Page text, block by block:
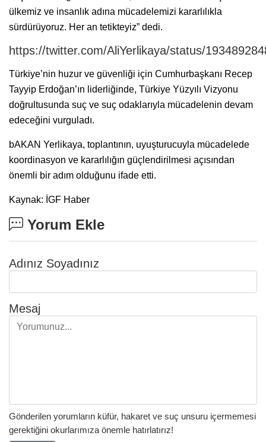
ülkemiz ve insanlık adına mücadelemizi kararlılıkla
sürdürüyoruz. Her an tetikteyiz” dedi.
https://twitter.com/AliYerlikaya/status/
Türkiye’nin huzur ve güvenliği için Cumhurbaşkanı Recep
Tayyip Erdoğan’ın liderliğinde, Türkiye Yüzyılı Vizyonu
doğrultusunda suç ve suç odaklarıyla mücadelenin devam
edeceğini vurguladı.
bAKAN Yerlikaya, toplantının, uyuşturucuyla mücadelede
koordinasyon ve kararlılığın güçlendirilmesi açısından
önemli bir adım olduğunu ifade etti.
Kaynak: İGF Haber
Yorum Ekle
Adınız Soyadınız
Mesaj
Gönderilen yorumların küfür, hakaret ve suç unsuru içermemesi
gerektiğini okurlarımıza önemle hatırlatırız!